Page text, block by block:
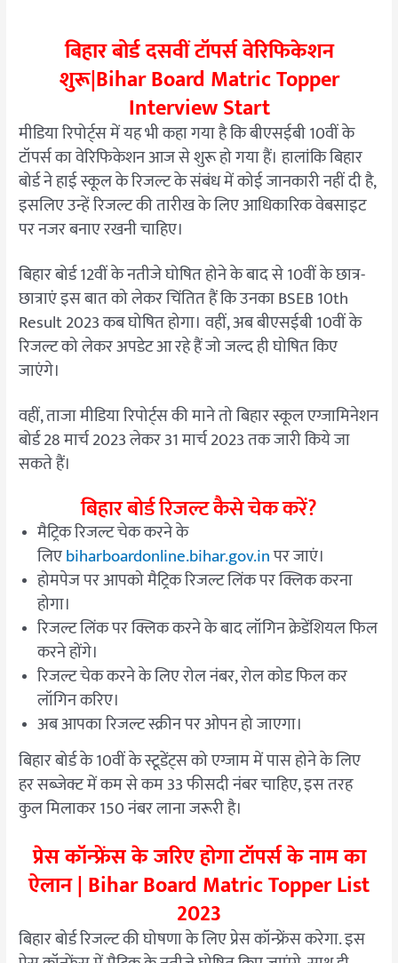
बिहार बोर्ड दसवीं टॉपर्स वेरिफिकेशन
शुरू|Bihar Board Matric Topper
Interview Start
मीडिया रिपोर्ट्स में यह भी कहा गया है कि बीएसईबी 10वीं के
टॉपर्स का वेरिफिकेशन आज से शुरू हो गया हैं। हालांकि बिहार
बोर्ड ने हाई स्कूल के रिजल्ट के संबंध में कोई जानकारी नहीं दी है,
इसलिए उन्हें रिजल्ट की तारीख के लिए आधिकारिक वेबसाइट
पर नजर बनाए रखनी चाहिए।
बिहार बोर्ड 12वीं के नतीजे घोषित होने के बाद से 10वीं के छात्र-
छात्राएं इस बात को लेकर चिंतित हैं कि उनका BSEB 10th
Result 2023 कब घोषित होगा। वहीं, अब बीएसईबी 10वीं के
रिजल्ट को लेकर अपडेट आ रहे हैं जो जल्द ही घोषित किए
जाएंगे।
वहीं, ताजा मीडिया रिपोर्ट्स की माने तो बिहार स्कूल एग्जामिनेशन
बोर्ड 28 मार्च 2023 लेकर 31 मार्च 2023 तक जारी किये जा
सकते हैं।
बिहार बोर्ड रिजल्ट कैसे चेक करें?
मैट्रिक रिजल्ट चेक करने के
लिएbiharboardonline.bihar.gov.inपर जाएं।
होमपेज पर आपको मैट्रिक रिजल्ट लिंक पर क्लिक करना
होगा।
रिजल्ट लिंक पर क्लिक करने के बाद लॉगिन क्रेडेंशियल फिल
करने होंगे।
रिजल्ट चेक करने के लिए रोल नंबर, रोल कोड फिल कर
लॉगिन करिए।
अब आपका रिजल्ट स्क्रीन पर ओपन हो जाएगा।
बिहार बोर्ड के 10वीं के स्टूडेंट्स को एग्जाम में पास होने के लिए
हर सब्जेक्ट में कम से कम 33 फीसदी नंबर चाहिए, इस तरह
कुल मिलाकर 150 नंबर लाना जरूरी है।
प्रेस कॉन्फ्रेंस के जरिए होगा टॉपर्स के नाम का
ऐलान | Bihar Board Matric Topper List
2023
बिहार बोर्ड रिजल्ट की घोषणा के लिए प्रेस कॉन्फ्रेंस करेगा. इस